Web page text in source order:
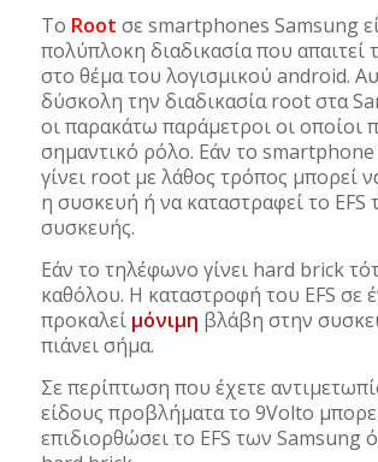
To Root σε smartphones Samsung
πολύπλοκη διαδικασία που απαιτεί
στο θέμα του λογισμικού android.
δύσκολη την διαδικασία root στα
οι παρακάτω παράμετροι οι οποίοι
σημαντικό ρόλο. Εάν το
γίνει root με λάθος τρόπος μπορεί
η συσκευή ή να καταστραφεί το EFS
συσκευής.
Εάν το τηλέφωνο γίνει hard brick
καθόλου. Η καταστροφή του EFS σε
προκαλεί μόνιμη βλάβη στην
πιάνει σήμα.
Σε περίπτωση που έχετε
είδους προβλήματα το 9Volto
επιδιορθώσει το EFS των Samsung